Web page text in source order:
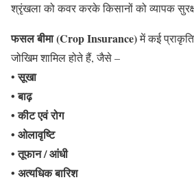
श्रृंखला को कवर करके किसानों को व्यापक
फसल बीमा (Crop Insurance)में कई
जोखिम शामिल होते हैं, जैसे –
•सूखा
• बाढ़
• कीट एवं रोग
• ओलावृष्टि
• तूफान / आंधी
• अत्यधिक बारिश